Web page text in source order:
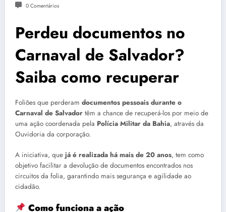
0 Comentários
Perdeu documentos no
Carnaval de Salvador?
Saiba como recuperar
Foliões que perderam documentos pessoais durante o
Carnaval de Salvador têm a chance de recuperá-los por meio de
uma ação coordenada pela Polícia Militar da Bahia, através da
Ouvidoria da corporação.
A iniciativa, que já é realizada há mais de 20 anos, tem como
objetivo facilitar a devolução de documentos encontrados nos
circuitos da folia, garantindo mais segurança e agilidade ao
cidadão.
Como funciona a ação